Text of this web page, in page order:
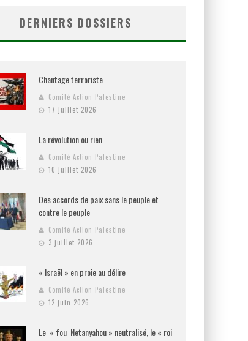
DERNIERS DOSSIERS
Chantage terroriste
Comité Action Palestine
17 juillet 2026
La révolution ou rien
Comité Action Palestine
10 juillet 2026
Des accords de paix sans le peuple et
contre le peuple
Comité Action Palestine
3 juillet 2026
« Israël » en proie au délire
Comité Action Palestine
12 juin 2026
Le « fou Netanyahou » neutralisé, le « roi